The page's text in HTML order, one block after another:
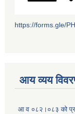
https://forms.gle/
आय व्यय
आ व ०८२।०८३ को